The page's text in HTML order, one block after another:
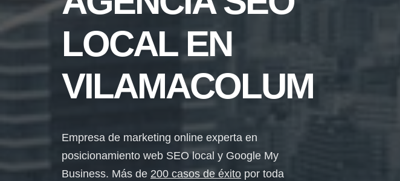
LOCAL EN
VILAMACOLUM
Empresa de marketing online experta en
posicionamiento web SEO local y Google My
Business. Más de 200 casos de éxito por toda